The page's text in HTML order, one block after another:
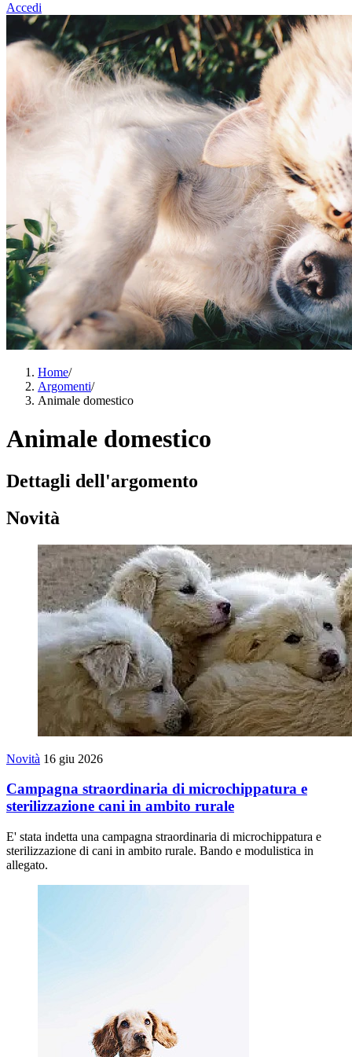
Accedi
Home/
Argomenti/
Animale domestico
Animale domestico
Dettagli dell'argomento
Novità
Novità 16 giu 2026
Campagna straordinaria di microchippatura e
sterilizzazione cani in ambito rurale
E' stata indetta una campagna straordinaria di microchippatura e
sterilizzazione di cani in ambito rurale. Bando e modulistica in
allegato.